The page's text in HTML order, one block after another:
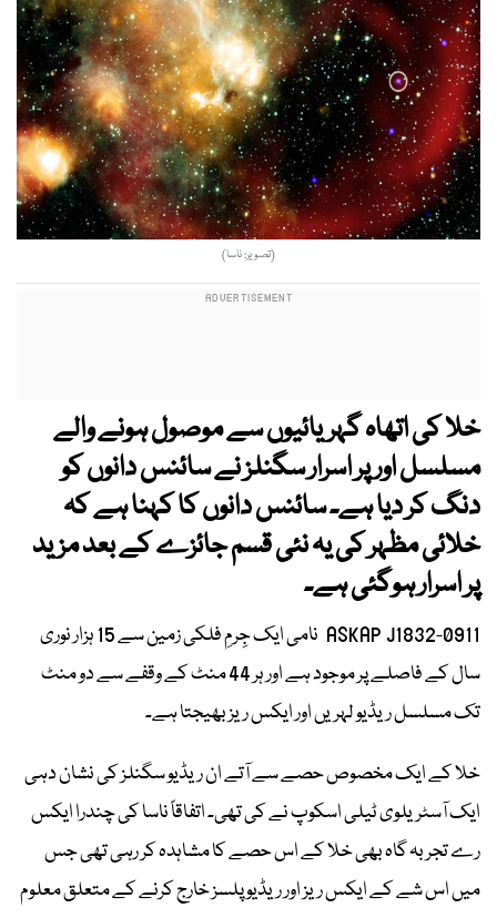
(تصویر: ناسا)
خلا کی اتھاہ گہریائیوں سے موصول ہونے والے
مسلسل اور پر اسرار سگنلز نے سائنس دانوں کو
دنگ کر دیا ہے۔ سائنس دانوں کا کہنا ہے کہ
خلائی مظہر کی یہ نئی قسم جائزے کے بعد مزید
پر اسرار ہوگئی ہے۔
ASKAP J1832-0911 نامی ایک جِرمِ فلکی زمین سے 15 ہزار نوری
سال کے فاصلے پر موجود ہے اور ہر 44 منٹ کے وقفے سے دو منٹ
تک مسلسل ریڈیو لہریں اور ایکس ریز بھیجتا ہے۔
خلا کے ایک مخصوص حصے سے آتے ان ریڈیو سگنلز کی نشان دہی
ایک آسٹریلوی ٹیلی اسکوپ نے کی تھی۔ اتفاقاً ناسا کی چندرا ایکس
رے تجربہ گاہ بھی خلا کے اس حصے کا مشاہدہ کر رہی تھی جس
میں اس شے کے ایکس ریز اور ریڈیو پلسز خارج کرنے کے متعلق معلوم